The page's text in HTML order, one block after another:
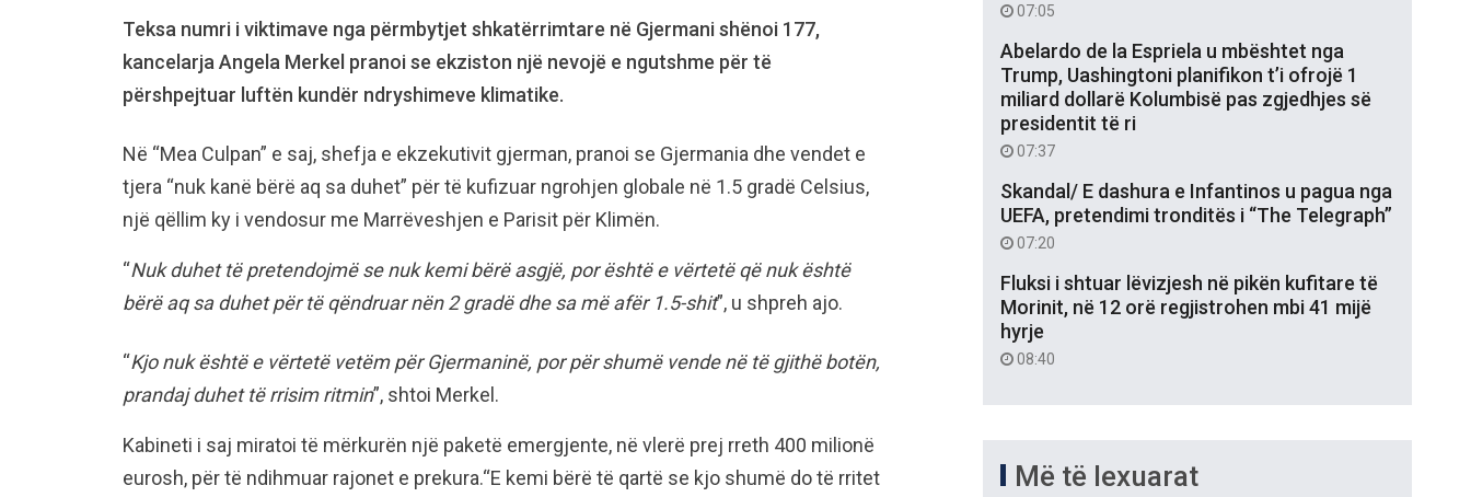
Teksa numri i viktimave nga përmbytjet shkatërrimtare në Gjermani shënoi 177,
kancelarja Angela Merkel pranoi se ekziston një nevojë e ngutshme për të
përshpejtuar luftën kundër ndryshimeve klimatike.
Në “Mea Culpan” e saj, shefja e ekzekutivit gjerman, pranoi se Gjermania dhe vendet e
tjera “nuk kanë bërë aq sa duhet” për të kufizuar ngrohjen globale në 1.5 gradë Celsius,
një qëllim ky i vendosur me Marrëveshjen e Parisit për Klimën.
“Nuk duhet të pretendojmë se nuk kemi bërë asgjë, por është e vërtetë që nuk është
bërë aq sa duhet për të qëndruar nën 2 gradë dhe sa më afër 1.5-shit”, u shpreh ajo.
“Kjo nuk është e vërtetë vetëm për Gjermaninë, por për shumë vende në të gjithë botën,
prandaj duhet të rrisim ritmin”, shtoi Merkel.
Kabineti i saj miratoi të mërkurën një paketë emergjente, në vlerë prej rreth 400 milionë
eurosh, për të ndihmuar rajonet e prekura.“E kemi bërë të qartë se kjo shumë do të rritet
07:05
Abelardo de la Espriela u mbështet nga
Trump, Uashingtoni planifikon t’i ofrojë 1
miliard dollarë Kolumbisë pas zgjedhjes së
presidentit të ri
07:37
Skandal/ E dashura e Infantinos u pagua nga
UEFA, pretendimi tronditës i “The Telegraph”
07:20
Fluksi i shtuar lëvizjesh në pikën kufitare të
Morinit, në 12 orë regjistrohen mbi 41 mijë
hyrje
08:40
Më të lexuarat